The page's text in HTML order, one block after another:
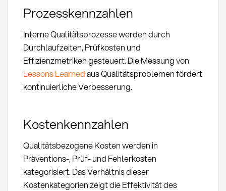
Prozesskennzahlen
Interne Qualitätsprozesse werden durch
Durchlaufzeiten, Prüfkosten und
Effizienzmetriken gesteuert. Die Messung von
Lessons Learnedaus Qualitätsproblemen fördert
kontinuierliche Verbesserung.
Kostenkennzahlen
Qualitätsbezogene Kosten werden in
Präventions-, Prüf- und Fehlerkosten
kategorisiert. Das Verhältnis dieser
Kostenkategorien zeigt die Effektivität des